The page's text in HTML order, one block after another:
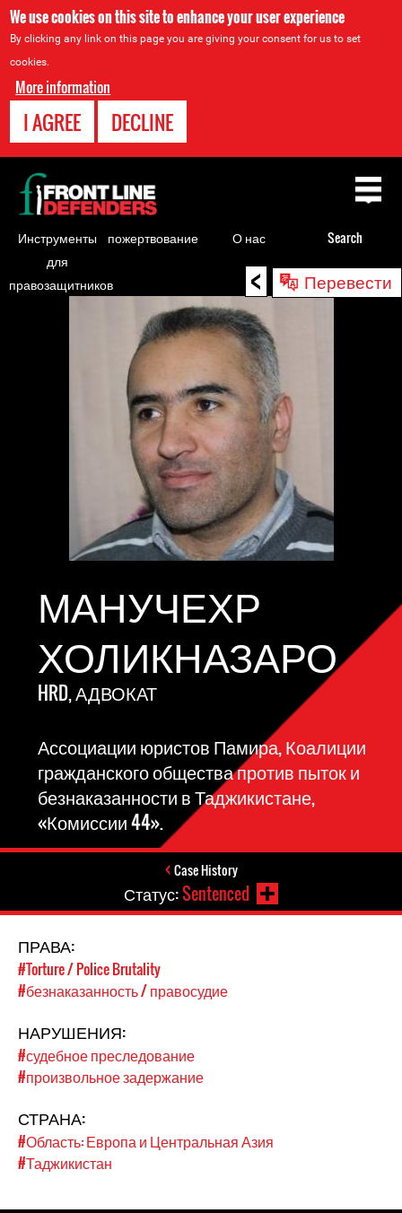
We use cookies on this site to enhance your user experience
By clicking any link on this page you are giving your consent for us to set
cookies.
More information
I AGREE DECLINE
< Перевести
to
МАНУЧЕХР
ХОЛИКНАЗАРО
HRD, АДВОКАТ
Ассоциации юристов Памира, Коалиции
гражданского общества против пыток и
безнаказанности в Таджикистане,
«Комиссии 44».
Case History
Статус:Sentenced
ПРАВА:
#Torture / Police Brutality
#безнаказанность / правосудие
НАРУШЕНИЯ:
#судебное преследование
#произвольное задержание
СТРАНА:
#Область: Европа и Центральная Азия
#Таджикистан
Back
to
top
Инструменты
для
правозащитников
пожертвование О нас Search